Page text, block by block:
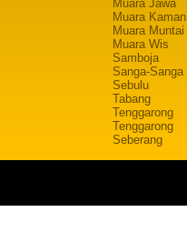
Muara Jawa
Muara Kaman
Muara Muntai
Muara Wis
Samboja
Sanga-Sanga
Sebulu
Tabang
Tenggarong
Tenggarong
Seberang